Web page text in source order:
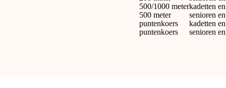
500/1000 meterkadetten
500 meter senioren
puntenkoers kadetten
puntenkoers senioren